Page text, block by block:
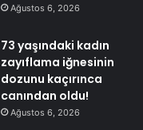
Ağustos 6, 2026
73 yaşındaki kadın
zayıflama iğnesinin
dozunu kaçırınca
canından oldu!
Ağustos 6, 2026